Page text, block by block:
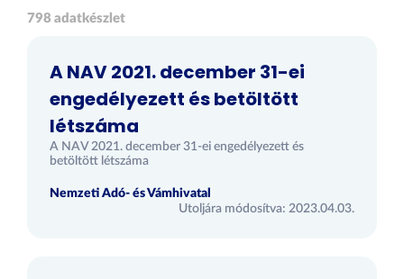
798 adatkészlet
A NAV 2021. december 31-ei
engedélyezett és betöltött
létszáma
A NAV 2021. december 31-ei engedélyezett és
betöltött létszáma
Nemzeti Adó- és Vámhivatal
Utoljára módosítva: 2023.04.03.